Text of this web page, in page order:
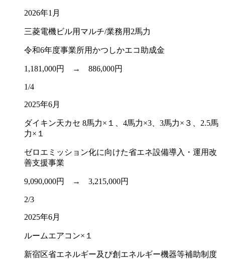
2026年1月
三菱電機ビル用マルチ/業務用2馬力
令和6年度事業所用かつしかエコ助成金
1,181,000円 → 886,000円
1/4
2025年6月
ダイキン天カセ 8馬力×１、4馬力×3、3馬力×３、2.5馬
力×１
ゼロエミッション化に向けた省エネ設備導入・運用改
善支援事業
9,090,000円 → 3,215,000円
2/3
2025年6月
ルームエアコン×１
新宿区省エネルギー及び創エネルギー機器等補助制度